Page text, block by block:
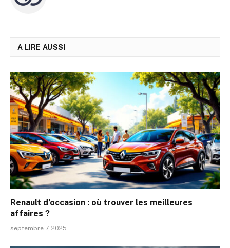
A LIRE AUSSI
Renault d’occasion : où trouver les meilleures
affaires ?
septembre 7, 2025